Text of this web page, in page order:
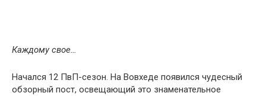
Каждому свое…
Начался 12 ПвП-сезон. На Вовхеде появился чудесный
обзорный пост, освещающий это знаменательное